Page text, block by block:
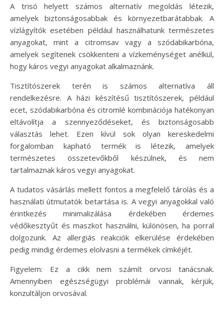
A trisó helyett számos alternatív megoldás létezik,
amelyek biztonságosabbak és környezetbarátabbak. A
vízlágyítók esetében például használhatunk természetes
anyagokat, mint a citromsav vagy a szódabikarbóna,
amelyek segítenek csökkenteni a vízkeménységet anélkül,
hogy káros vegyi anyagokat alkalmaznánk.
Tisztítószerek terén is számos alternatíva áll
rendelkezésre. A házi készítésű tisztítószerek, például
ecet, szódabikarbóna és citromlé kombinációja hatékonyan
eltávolítja a szennyeződéseket, és biztonságosabb
választás lehet. Ezen kívül sok olyan kereskedelmi
forgalomban kapható termék is létezik, amelyek
természetes összetevőkből készülnek, és nem
tartalmaznak káros vegyi anyagokat.
A tudatos vásárlás mellett fontos a megfelelő tárolás és a
használati útmutatók betartása is. A vegyi anyagokkal való
érintkezés minimalizálása érdekében érdemes
védőkesztyűt és maszkot használni, különösen, ha porral
dolgozunk. Az allergiás reakciók elkerülése érdekében
pedig mindig érdemes elolvasni a termékek címkéjét.
Figyelem: Ez a cikk nem számít orvosi tanácsnak.
Amennyiben egészségügyi problémái vannak, kérjük,
konzultáljon orvosával.